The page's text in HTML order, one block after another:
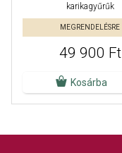
karikagyűrűk
MEGRENDELÉSRE
49 900 Ft
Kosárba